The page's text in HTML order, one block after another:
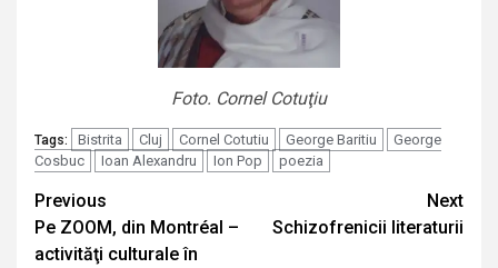
Foto. Cornel Cotuţiu
Tags: Bistrita Cluj Cornel Cotutiu George Baritiu
George
Cosbuc
Ioan Alexandru Ion Pop poezia
Continue
Reading
Previous
Pe ZOOM, din Montréal –
activităţi culturale în
Next
Schizofrenicii literaturii